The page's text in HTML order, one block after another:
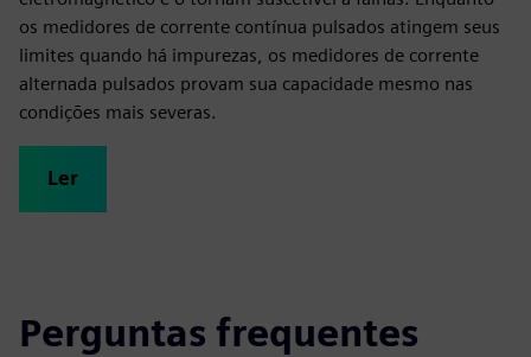
os medidores de corrente contínua pulsados atingem seus
limites quando há impurezas, os medidores de corrente
alternada pulsados provam sua capacidade mesmo nas
condições mais severas.
Ler
Perguntas frequentes